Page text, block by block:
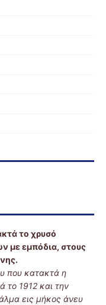
το χρυσό
με εμπόδια, στους
που κατακτά η
το 1912 και την
εις μήκος άνευ